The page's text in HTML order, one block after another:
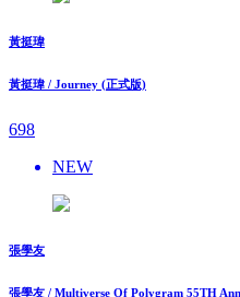
黃挺瑋
黃挺瑋 / Journey (正式版)
698
NEW
張學友
張學友 / Multiverse Of Polygram 55TH